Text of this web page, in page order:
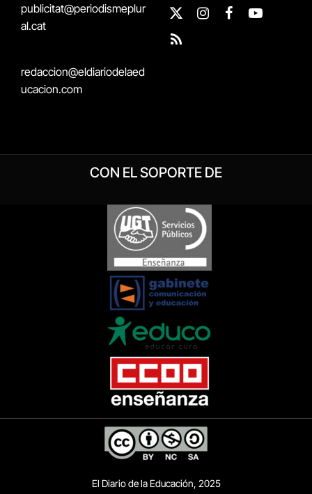
publicitat@periodismeplur
al.cat
redaccion@eldiariodelaed
ucacion.com
X
(Twitter)
InstagramFacebookYouTube
RSS
CON EL SOPORTE DE
El Diario de la Educación, 2025